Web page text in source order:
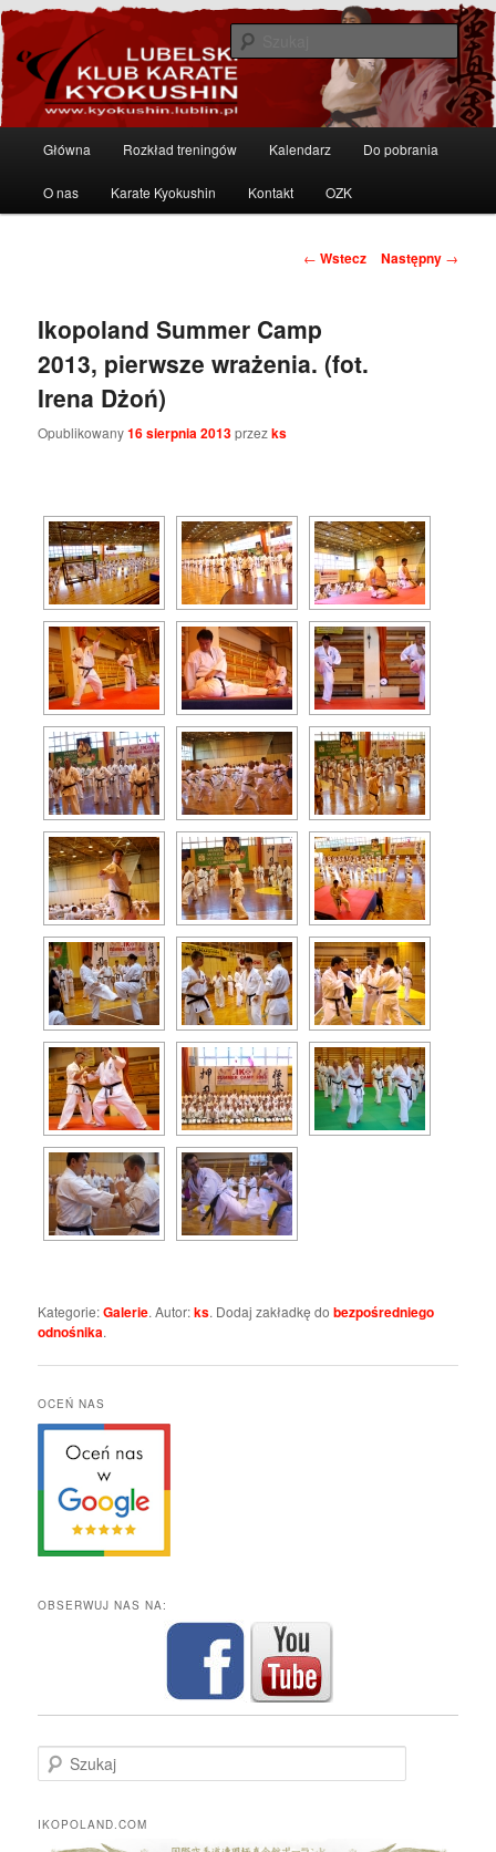
Przeskocz
do
tekstu
Lubelski Klub Karate Kyokushin
Karate Kyokushin w Lublinie – sztuki walki
Główna Rozkład treningów Kalendarz Do pobrania
O nas Karate Kyokushin Kontakt OZK
Zobacz
← Wstecz Następny →
Ikopoland Summer Camp
2013, pierwsze wrażenia. (fot.
Irena Dżoń)
Opublikowany16 sierpnia 2013przezks
Kategorie:Galerie. Autor:ks. Dodaj zakładkę dobezpośredniego
odnośnika.
OCEŃ NAS
OBSERWUJ NAS NA:
z
k
IKOPOLAND.COM